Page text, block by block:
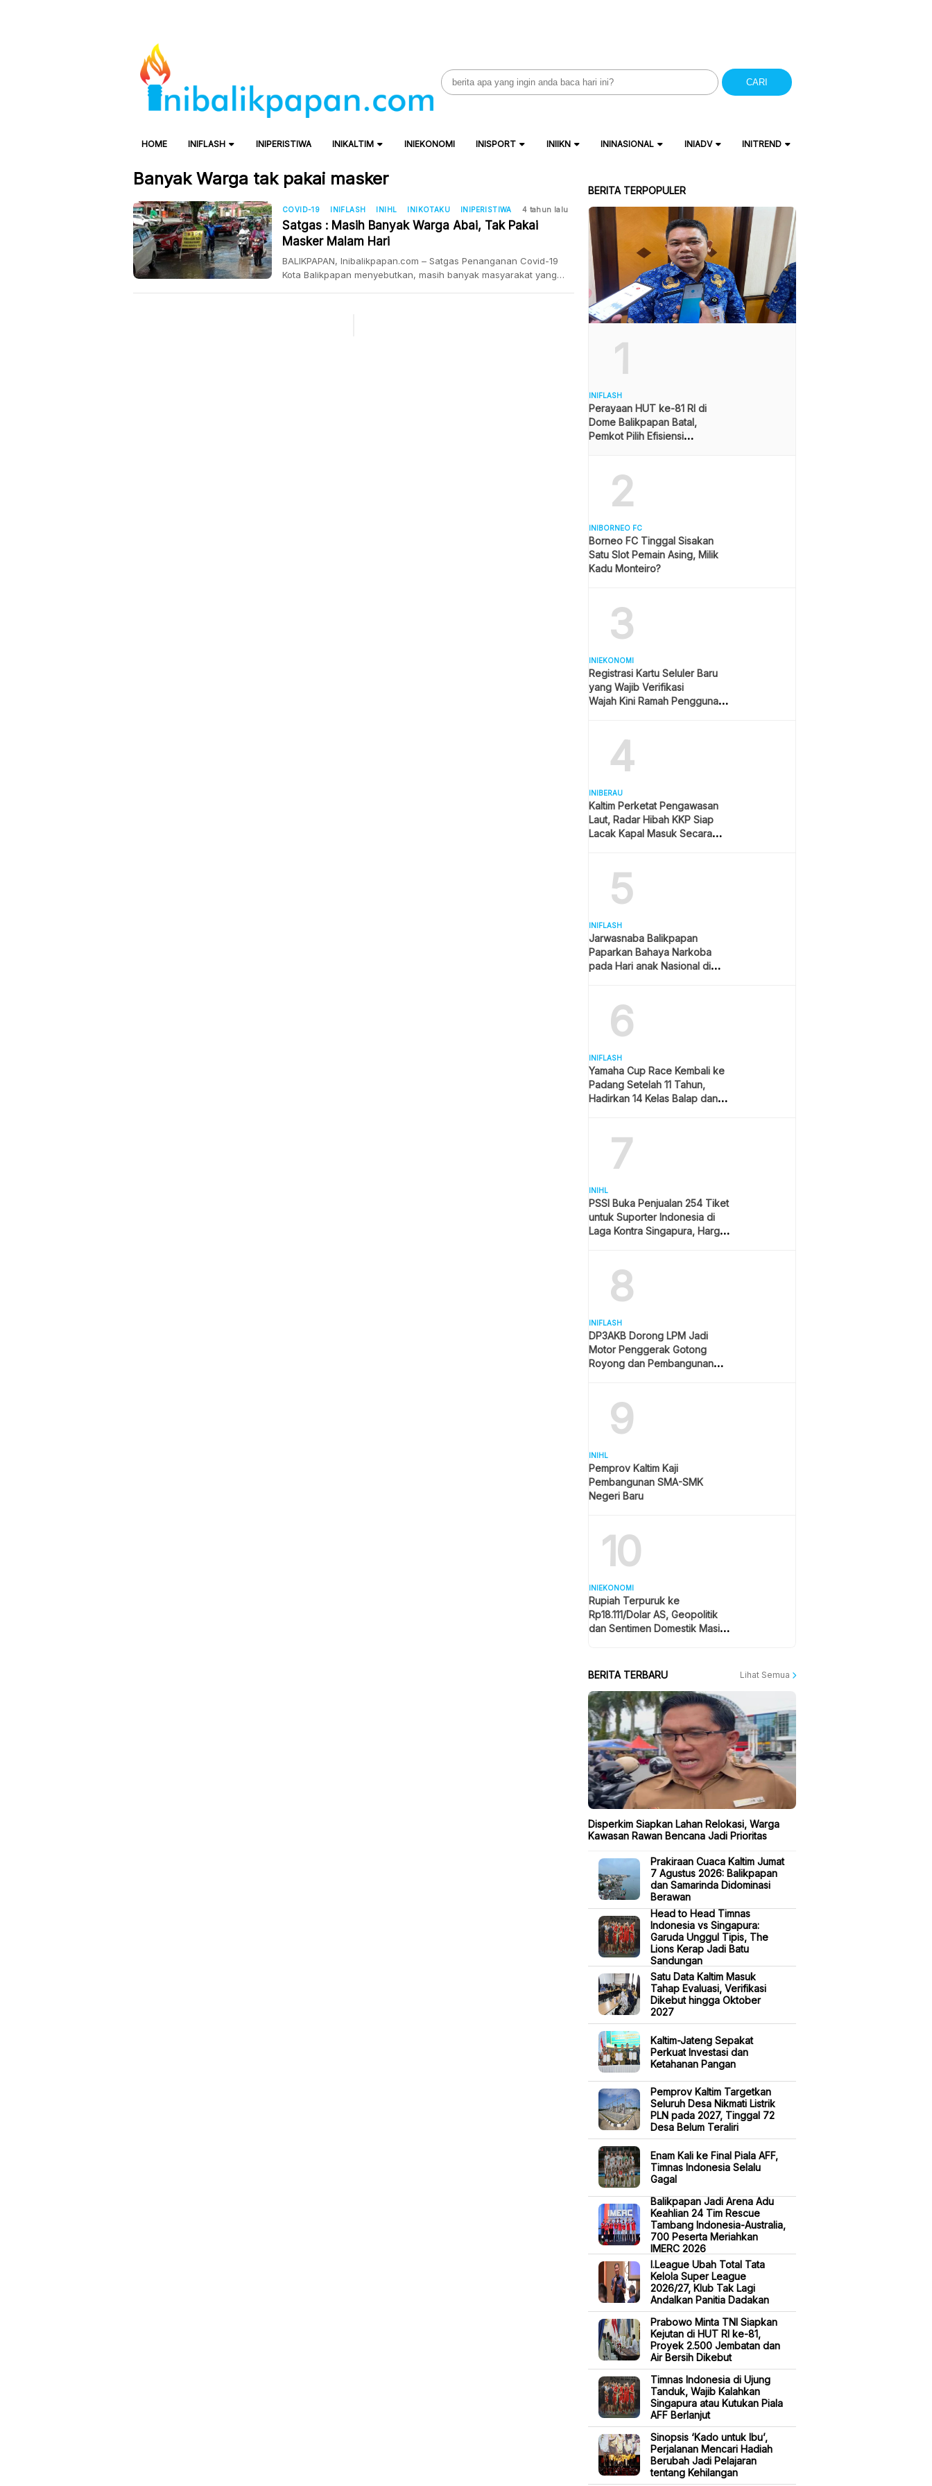
Search
for:
CARI
HOME INIFLASH INIPERISTIWA INIKALTIM INIEKONOMI INISPORT INIIKN ININASIONAL INIADV INITREND
Banyak Warga tak pakai masker
COVID-19 INIFLASH INIHL INIKOTAKU INIPERISTIWA 4 tahun lalu
Satgas : Masih Banyak Warga Abai, Tak Pakai
Masker Malam Hari
BALIKPAPAN, Inibalikpapan.com – Satgas Penanganan Covid-19
Kota Balikpapan menyebutkan, masih banyak masyarakat yang
BERITA TERPOPULER
1
INIFLASH
Perayaan HUT ke-81 RI di
Dome Balikpapan Batal,
Pemkot Pilih Efisiensi
2
INIBORNEO FC
Borneo FC Tinggal Sisakan
Satu Slot Pemain Asing, Milik
Kadu Monteiro?
3
INIEKONOMI
Registrasi Kartu Seluler Baru
yang Wajib Verifikasi
Wajah Kini Ramah Pengguna
4
INIBERAU
Kaltim Perketat Pengawasan
Laut, Radar Hibah KKP Siap
Lacak Kapal Masuk Secara
5
INIFLASH
Jarwasnaba Balikpapan
Paparkan Bahaya Narkoba
pada Hari anak Nasional di
6
INIFLASH
Yamaha Cup Race Kembali ke
Padang Setelah 11 Tahun,
Hadirkan 14 Kelas Balap dan
7
INIHL
PSSI Buka Penjualan 254 Tiket
untuk Suporter Indonesia di
Laga Kontra Singapura, Harga
8
INIFLASH
DP3AKB Dorong LPM Jadi
Motor Penggerak Gotong
Royong dan Pembangunan
9
INIHL
Pemprov Kaltim Kaji
Pembangunan SMA-SMK
Negeri Baru
10
INIEKONOMI
Rupiah Terpuruk ke
Rp18.111/Dolar AS, Geopolitik
dan Sentimen Domestik Masih
BERITA TERBARU Lihat Semua
Disperkim Siapkan Lahan Relokasi, Warga
Kawasan Rawan Bencana Jadi Prioritas
Prakiraan Cuaca Kaltim Jumat
7 Agustus 2026: Balikpapan
dan Samarinda Didominasi
Berawan
Head to Head Timnas
Indonesia vs Singapura:
Garuda Unggul Tipis, The
Lions Kerap Jadi Batu
Sandungan
Satu Data Kaltim Masuk
Tahap Evaluasi, Verifikasi
Dikebut hingga Oktober
2027
Kaltim-Jateng Sepakat
Perkuat Investasi dan
Ketahanan Pangan
Pemprov Kaltim Targetkan
Seluruh Desa Nikmati Listrik
PLN pada 2027, Tinggal 72
Desa Belum Teraliri
Enam Kali ke Final Piala AFF,
Timnas Indonesia Selalu
Gagal
Balikpapan Jadi Arena Adu
Keahlian 24 Tim Rescue
Tambang Indonesia-Australia,
700 Peserta Meriahkan
IMERC 2026
I.League Ubah Total Tata
Kelola Super League
2026/27, Klub Tak Lagi
Andalkan Panitia Dadakan
Prabowo Minta TNI Siapkan
Kejutan di HUT RI ke-81,
Proyek 2.500 Jembatan dan
Air Bersih Dikebut
Timnas Indonesia di Ujung
Tanduk, Wajib Kalahkan
Singapura atau Kutukan Piala
AFF Berlanjut
Sinopsis ‘Kado untuk Ibu’,
Perjalanan Mencari Hadiah
Berubah Jadi Pelajaran
tentang Kehilangan